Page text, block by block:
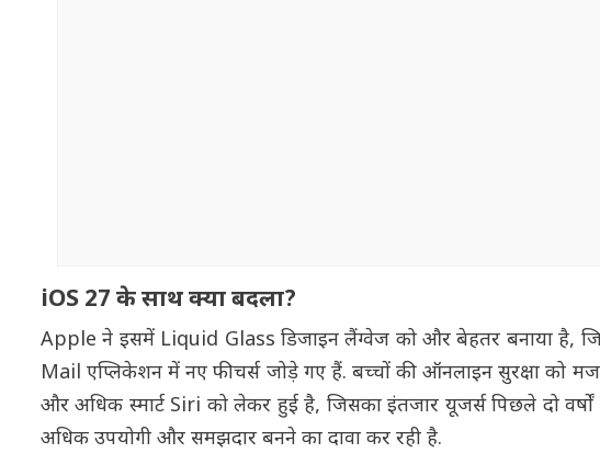
iOS 27 के साथ क्या बदला?
Apple ने इसमें Liquid Glass डिजाइन लैंग्वेज को और बेहतर बनाया है,
Mail एप्लिकेशन में नए फीचर्स जोड़े गए हैं. बच्चों की ऑनलाइन सुरक्षा को
और अधिक स्मार्ट Siri को लेकर हुई है, जिसका इंतजार यूजर्स पिछले दो
अधिक उपयोगी और समझदार बनने का दावा कर रही है.